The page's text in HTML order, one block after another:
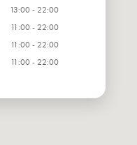
13:00 - 22:00
11:00 - 22:00
11:00 - 22:00
11:00 - 22:00